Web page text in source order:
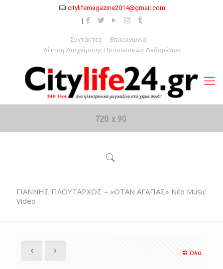
citylifemagazine2014@gmail.com
Συντάκτες
Επικοινωνία
Αίτηση Διαχείρισης Προσωπικών Δεδομένων
ΓΙΑΝΝΗΣ ΠΛΟΥΤΑΡΧΟΣ – «ΟΤΑΝ ΑΓΑΠΑΣ» Νέο Μusic
Video
Όλα